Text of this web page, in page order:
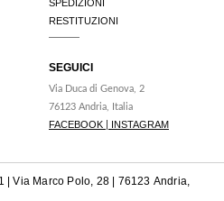
SPEDIZIONI
RESTITUZIONI
SEGUICI
Via Duca di Genova, 2
76123 Andria, Italia
FACEBOOK INSTAGRAM
| Via Marco Polo, 28 | 76123 Andria,